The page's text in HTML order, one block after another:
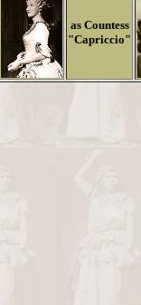
as Countess
"Capriccio"